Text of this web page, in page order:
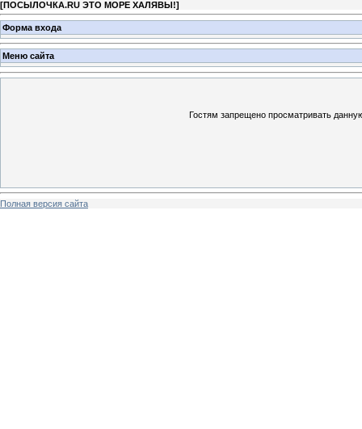
[ПОСЫЛОЧКА.RU ЭТО МОРЕ ХАЛЯВЫ!]
Форма входа
Меню сайта
Гостям запрещено просматривать
Полная версия сайта